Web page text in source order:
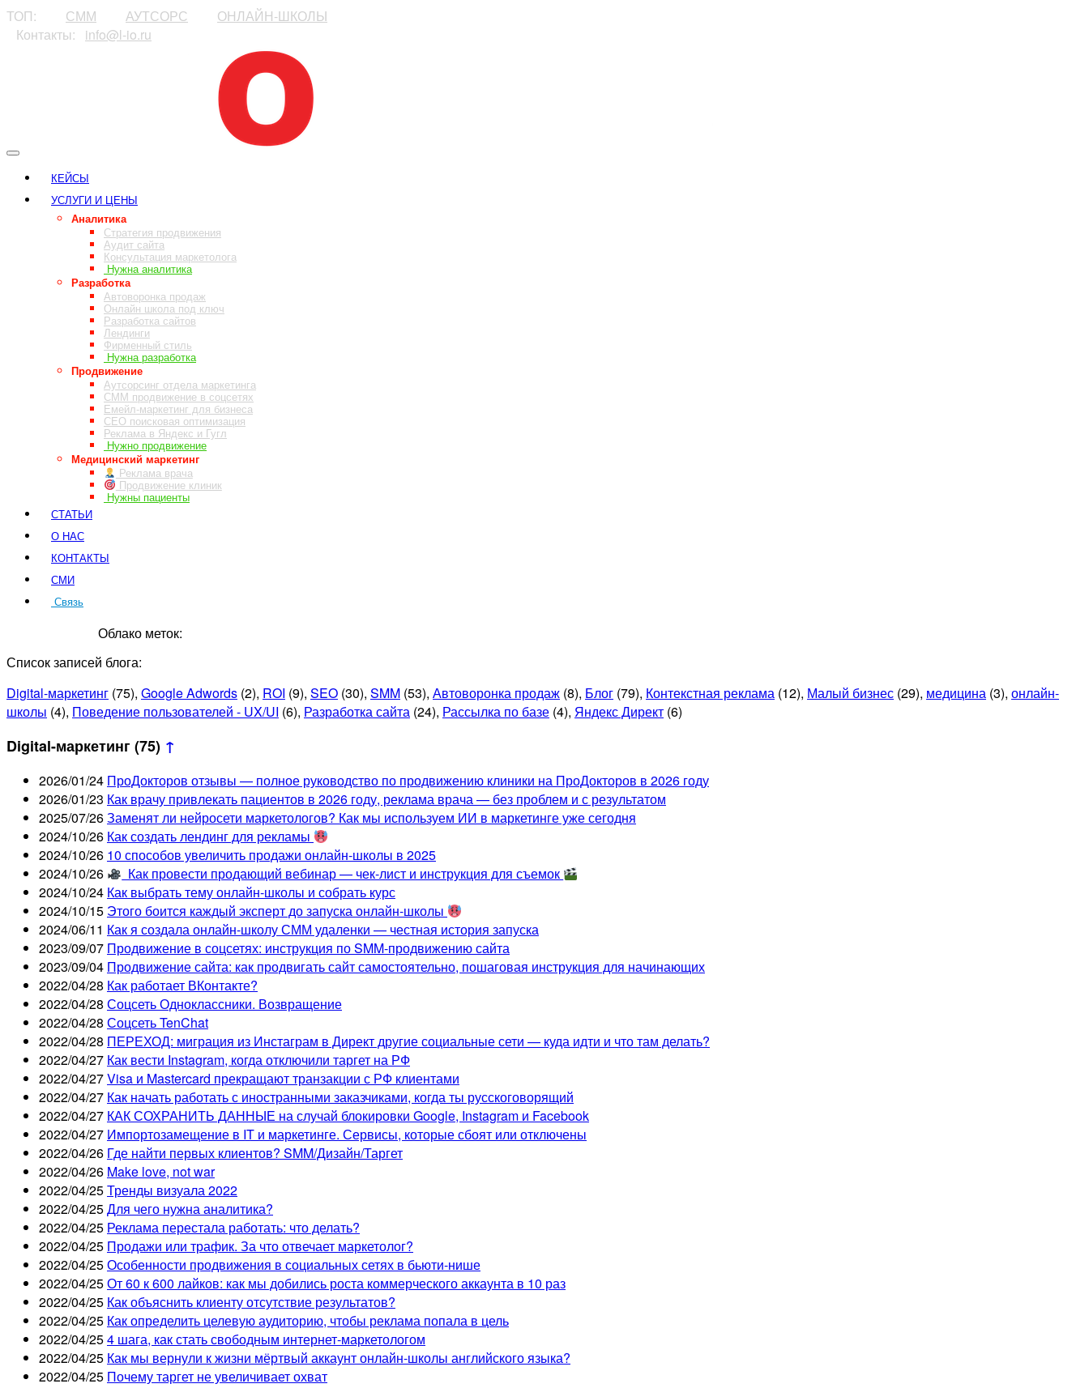
ТОП: СММ АУТСОРС
ОНЛАЙН-ШКОЛЫ
⠀Контакты:⠀ info@l-io.ru
КЕЙСЫ
УСЛУГИ И ЦЕНЫ
Аналитика
Стратегия продвижения
Аудит сайта
Консультация маркетолога
Нужна аналитика
Разработка
Автоворонка продаж
Онлайн школа под ключ
Разработка сайтов
Лендинги
Фирменный стиль
Нужна разработка
Продвижение
Аутсорсинг отдела маркетинга
СММ продвижение в соцсетях
Емейл-маркетинг для бизнеса
СЕО поисковая оптимизация
Реклама в Яндекс и Гугл
Нужно продвижение
Медицинский маркетинг
Реклама врача
Продвижение клиник
Нужны пациенты
СТАТЬИ
О НАС
КОНТАКТЫ
СМИ
Связь
Облако меток:
Список записей блога:
Digital-маркетинг (75), Google Adwords (2), ROI (9), SEO (30), SMM (53), Автоворонка продаж (8), Блог (79), Контекстная реклама (12), Малый бизнес (29), медицина (3), онлайн-
школы (4), Поведение пользователей - UX/UI (6), Разработка сайта (24), Рассылка по базе (4), Яндекс Директ (6)
Digital-маркетинг (75) ↑
2026/01/24 ПроДокторов отзывы — полное руководство по продвижению клиники на ПроДокторов в 2026 году
2026/01/23 Как врачу привлекать пациентов в 2026 году, реклама врача — без проблем и с результатом
2025/07/26Заменят ли нейросети маркетологов? Как мы используем ИИ в маркетинге уже сегодня
2024/10/26 Как создать лендинг для рекламы
2024/10/26 10 способов увеличить продажи онлайн-школы в 2025
2024/10/26
Как провести продающий вебинар — чек-лист и инструкция для съемок
2024/10/24 Как выбрать тему онлайн-школы и собрать курс
2024/10/15 Этого боится каждый эксперт до запуска онлайн-школы
2024/06/11 Как я создала онлайн-школу СММ удаленки — честная история запуска
2023/09/07 Продвижение в соцсетях: инструкция по SMM-продвижению сайта
2023/09/04 Продвижение сайта: как продвигать сайт самостоятельно, пошаговая инструкция для начинающих
2022/04/28 Как работает ВКонтакте?
2022/04/28 Соцсеть Одноклассники. Возвращение
2022/04/28 Соцсеть TenChat
2022/04/28 ПЕРЕХОД: миграция из Инстаграм в Директ другие социальные сети — куда идти и что там делать?
2022/04/27 Как вести Instagram, когда отключили таргет на РФ
2022/04/27Visa и Mastercard прекращают транзакции с РФ клиентами
2022/04/27 Как начать работать с иностранными заказчиками, когда ты русскоговорящий
2022/04/27 КАК СОХРАНИТЬ ДАННЫЕ на случай блокировки Google, Instagram и Facebook
2022/04/27 Импортозамещение в IT и маркетинге. Сервисы, которые сбоят или отключены
2022/04/26 Где найти первых клиентов? SMM/Дизайн/Таргет
2022/04/26 Make love, not war
2022/04/25Тренды визуала 2022
2022/04/25Для чего нужна аналитика?
2022/04/25 Реклама перестала работать: что делать?
2022/04/25 Продажи или трафик. За что отвечает маркетолог?
2022/04/25Особенности продвижения в социальных сетях в бьюти-нише
2022/04/25От 60 к 600 лайков: как мы добились роста коммерческого аккаунта в 10 раз
2022/04/25 Как объяснить клиенту отсутствие результатов?
2022/04/25 Как определить целевую аудиторию, чтобы реклама попала в цель
2022/04/254 шага, как стать свободным интернет-маркетологом
2022/04/25 Как мы вернули к жизни мёртвый аккаунт онлайн-школы английского языка?
2022/04/25 Почему таргет не увеличивает охват